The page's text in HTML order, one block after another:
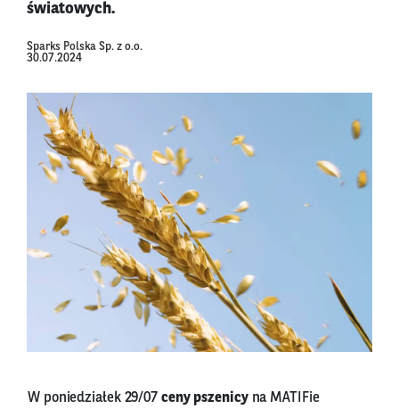
światowych.
Sparks Polska Sp. z o.o.
30.07.2024
W poniedziałek 29/07 ceny pszenicyna MATIFie